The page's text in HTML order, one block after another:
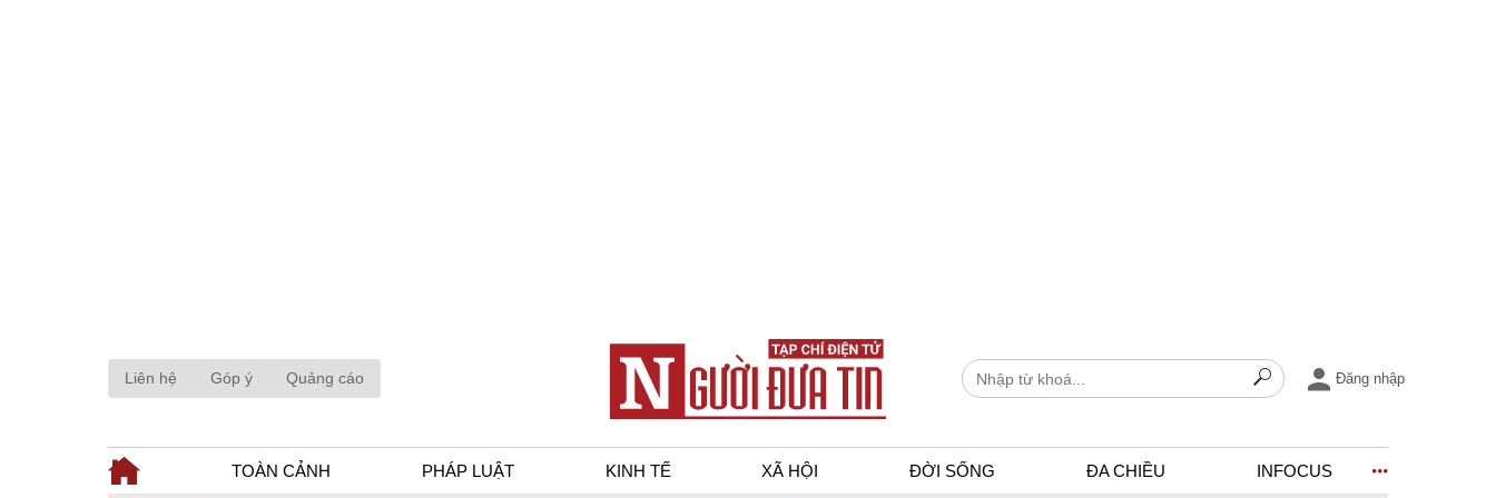
Liên hệ Góp ý Quảng cáo Đăng nhập
TOÀN CẢNH PHÁP LUẬT KINH TẾ XÃ HỘI ĐỜI SỐNG ĐA CHIỀU INFOCUS